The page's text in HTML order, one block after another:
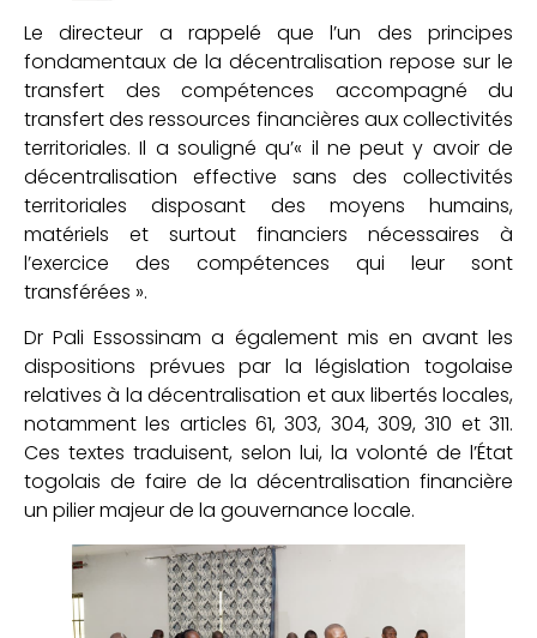
Le directeur a rappelé que l’un des principes
fondamentaux de la décentralisation repose sur le
transfert des compétences accompagné du
transfert des ressources financières aux collectivités
territoriales. Il a souligné qu’« il ne peut y avoir de
décentralisation effective sans des collectivités
territoriales disposant des moyens humains,
matériels et surtout financiers nécessaires à
l’exercice des compétences qui leur sont
transférées ».
Dr Pali Essossinam a également mis en avant les
dispositions prévues par la législation togolaise
relatives à la décentralisation et aux libertés locales,
notamment les articles 61, 303, 304, 309, 310 et 311.
Ces textes traduisent, selon lui, la volonté de l’État
togolais de faire de la décentralisation financière
un pilier majeur de la gouvernance locale.